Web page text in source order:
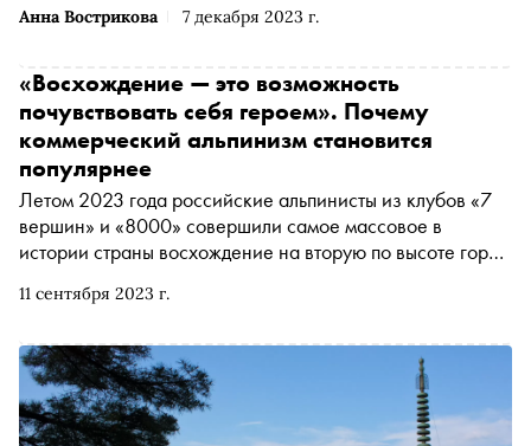
Анна Вострикова 7 декабря 2023 г.
11 сентября 2023 г.
«Восхождение — это возможность
почувствовать себя героем». Почему
коммерческий альпинизм становится
популярнее
Летом 2023 года российские альпинисты из клубов «7
вершин» и «8000» совершили самое массовое в
истории страны восхождение на вторую по высоте гору
прошла экспедиция и почему альпинизм становится все